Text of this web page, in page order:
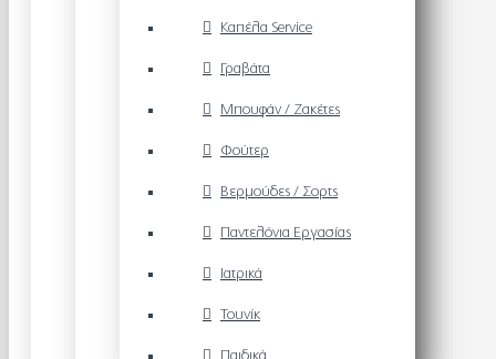
Καπέλα Service
Γραβάτα
Μπουφάν / Ζακέτες
Φούτερ
Βερμούδες / Σορτς
Παντελόνια Εργασίας
Ιατρικά
Τουνίκ
Παιδικά